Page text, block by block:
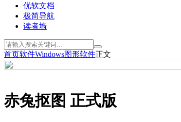
优软文档
极简导航
读者墙
首页软件Windows图形软件正文
赤兔抠图 正式版